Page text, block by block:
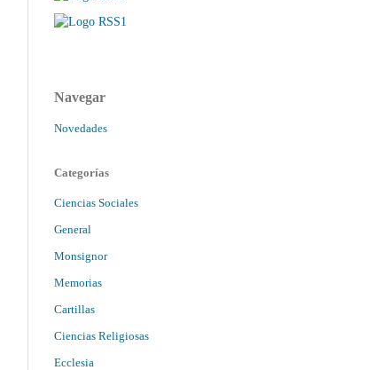
Navegar
Novedades
Categorías
Ciencias Sociales
General
Monsignor
Memorias
Cartillas
Ciencias Religiosas
Ecclesia